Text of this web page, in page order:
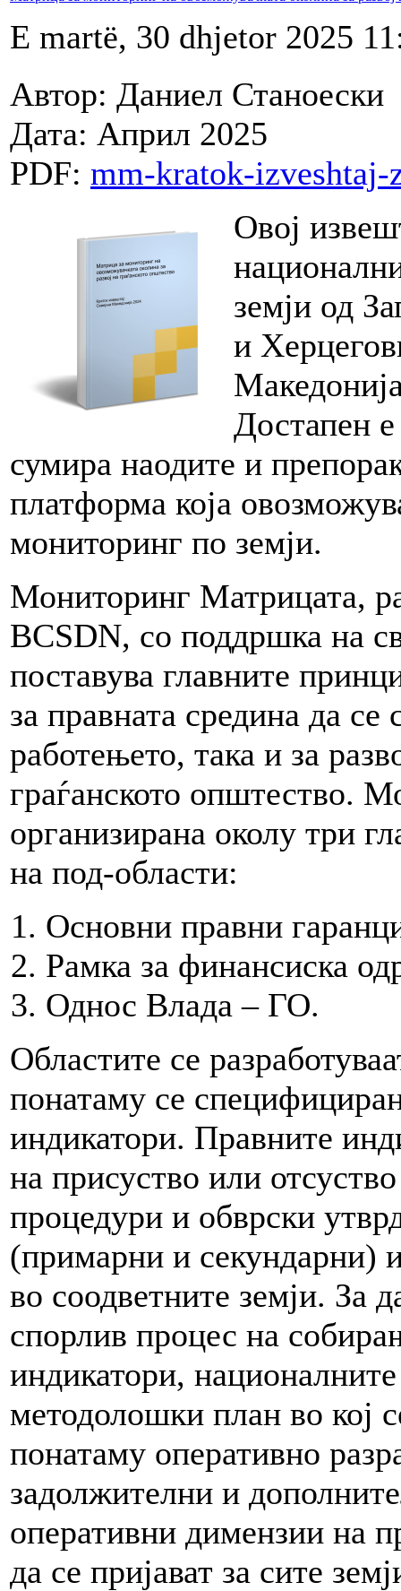
E martë, 30 dhjetor 2025
Автор: Даниел Станоески
Дата: Април 2025
PDF: mm-kratok-izveshtaj-
Овој
земји од
и
Достапен е
сумира наодите и
платформа која
мониторинг по земји.
Мониторинг Матрицата,
BCSDN, со поддршка на
поставува главните
за правната средина да се
работењето, така и за
граѓанското општество.
организирана околу три
на под-области:
Основни правни
Рамка за финансиска
Однос Влада – ГО.
Областите се
понатаму се
индикатори. Правните
на присуство или
процедури и обврски
(примарни и секундарни)
во соодветните земји. За
спорлив процес на
индикатори,
методолошки план во кој
понатаму оперативно
задолжителни и
оперативни димензии на
да се пријават за сите